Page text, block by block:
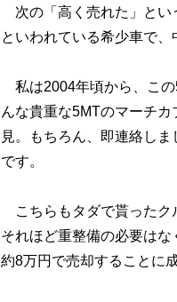
次の「高く売れた」とい
といわれている希少車で、
私は2004年頃から、この
んな貴重な5MTのマーチ
見。もちろん、即連絡し
です。
こちらもタダで貰ったク
それほど重整備の必要は
約8万円で売却することに